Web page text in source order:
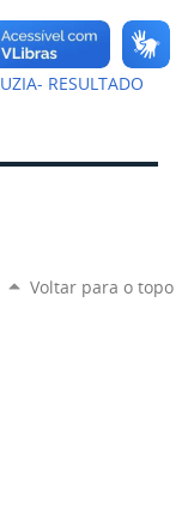
RESULTADO
Voltar para o topo